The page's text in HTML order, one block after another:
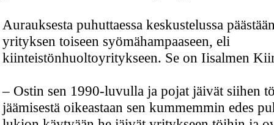
Aurauksesta puhuttaessa keskustelussa
yrityksen toiseen syömähampaaseen, eli
kiinteistönhuoltoyritykseen. Se on Iisalmen
– Ostin sen 1990-luvulla ja pojat jäivät siihen
jäämisestä oikeastaan sen kummemmin edes